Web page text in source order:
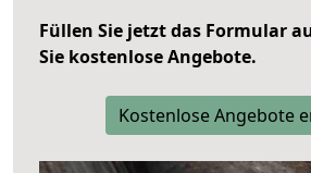
Füllen Sie jetzt das Formular
Sie kostenlose Angebote.
Kostenlose Angebote